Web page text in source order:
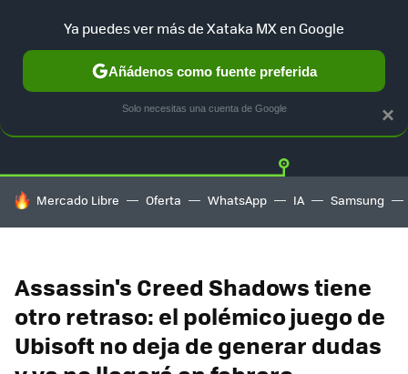
Twitter
HOY SE HABLA DE
Mercado Libre Oferta WhatsApp IA Samsung
Assassin's Creed Shadows tiene
otro retraso: el polémico juego de
Ubisoft no deja de generar dudas
×
Ya puedes ver más de Xataka MX en Google
Añádenos como fuente preferida
Solo necesitas una cuenta de Google